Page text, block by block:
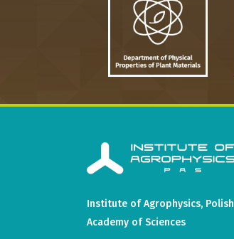
Institute of Agrophysics, Polish
Academy of Sciences